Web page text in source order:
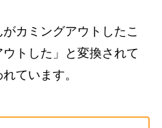
カミングアウトしたこ
トした」と変換されて
ています。